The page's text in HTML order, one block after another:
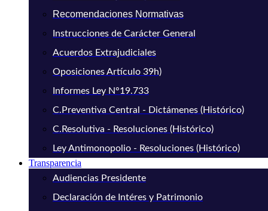
Recomendaciones Normativas
Instrucciones de Carácter General
Acuerdos Extrajudiciales
Oposiciones Artículo 39h)
Informes Ley N°19.733
C.Preventiva Central - Dictámenes (Histórico)
C.Resolutiva - Resoluciones (Histórico)
Ley Antimonopolio - Resoluciones (Histórico)
Transparencia
Audiencias Presidente
Declaración de Intéres y Patrimonio